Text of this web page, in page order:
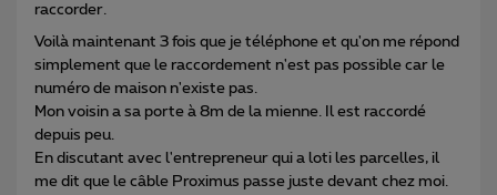
raccorder.
Voilà maintenant 3 fois que je téléphone et qu'on me répond
simplement que le raccordement n'est pas possible car le
numéro de maison n'existe pas.
Mon voisin a sa porte à 8m de la mienne. Il est raccordé
depuis peu.
En discutant avec l'entrepreneur qui a loti les parcelles, il
me dit que le câble Proximus passe juste devant chez moi.